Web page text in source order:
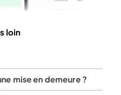
loin
mise en demeure ?